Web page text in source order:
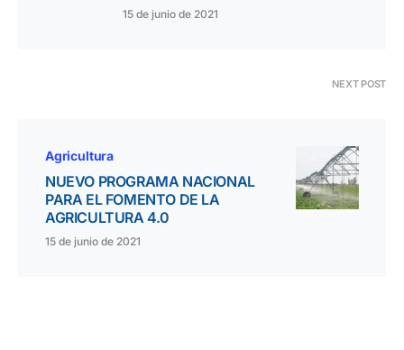
15 de junio de 2021
NEXT POST
Agricultura
NUEVO PROGRAMA NACIONAL
PARA EL FOMENTO DE LA
AGRICULTURA 4.0
15 de junio de 2021